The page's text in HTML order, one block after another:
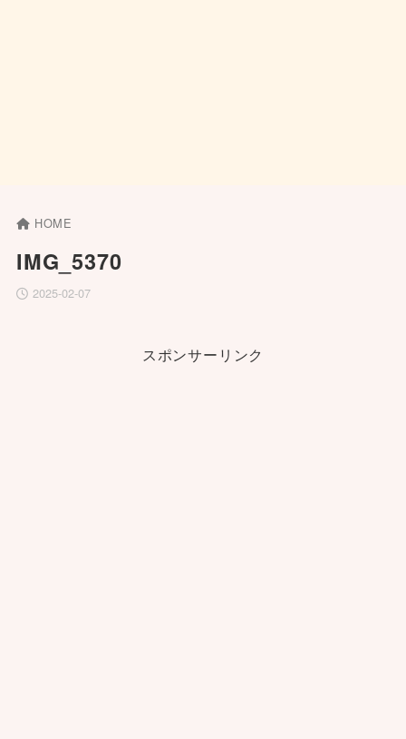
HOME
IMG_5370
2025-02-07
スポンサーリンク